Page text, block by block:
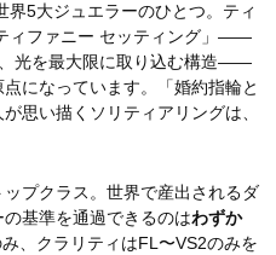
5大ジュエラーのひとつ。ティ
ィファニー セッティング」——
光を最大限に取り込む構造——
になっています。「婚約指輪と
思い描くソリティアリングは、
プクラス。世界で産出されるダ
基準を通過できるのはわずか
、クラリティはFL〜VS2のみを